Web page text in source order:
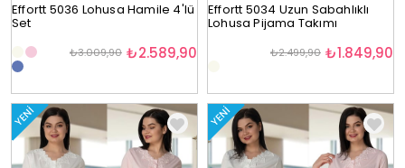
Effortt 5036 Lohusa Hamile 4'lü
Set
₺2.589,90
₺3.009,90
Effortt 5034 Uzun Sabahlıklı
Lohusa Pijama Takımı
₺1.849,90
₺2.499,90
YENI YENI